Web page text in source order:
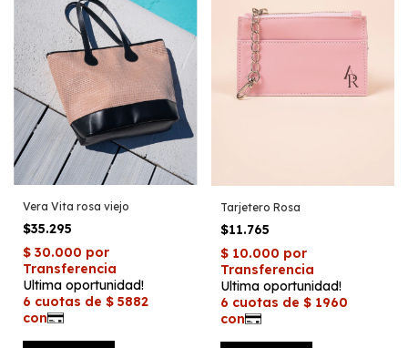
Vera Vita rosa viejo
$35.295
Tarjetero Rosa
$11.765